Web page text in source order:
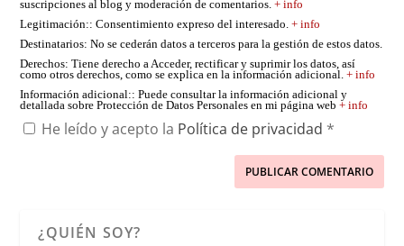
suscripciones al blog y moderación de comentarios.+ info
Legitimación:: Consentimiento expreso del interesado.+ info
Destinatarios: No se cederán datos a terceros para la gestión de estos datos.
Derechos: Tiene derecho a Acceder, rectificar y suprimir los datos, así
como otros derechos, como se explica en la información adicional.+ info
Información adicional:: Puede consultar la información adicional y
detallada sobre Protección de Datos Personales en mi página web+ info
He leído y acepto la Política de privacidad *
¿QUIÉN SOY?